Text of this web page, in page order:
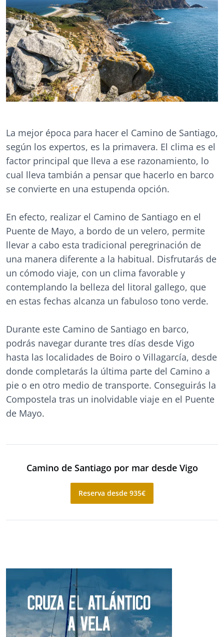
La mejor época para hacer el Camino de Santiago,
según los expertos, es la primavera. El clima es el
factor principal que lleva a ese razonamiento, lo
cual lleva tambián a pensar que hacerlo en barco
se convierte en una estupenda opción.
En efecto, realizar el Camino de Santiago en el
Puente de Mayo, a bordo de un velero, permite
llevar a cabo esta tradicional peregrinación de
una manera diferente a la habitual. Disfrutarás de
un cómodo viaje, con un clima favorable y
contemplando la belleza del litoral gallego, que
en estas fechas alcanza un fabuloso tono verde.
Durante este Camino de Santiago en barco,
podrás navegar durante tres días desde Vigo
hasta las localidades de Boiro o Villagarcía, desde
donde completarás la última parte del Camino a
pie o en otro medio de transporte. Conseguirás la
Compostela tras un inolvidable viaje en el Puente
de Mayo.
Camino de Santiago por mar desde Vigo
Reserva desde 935€